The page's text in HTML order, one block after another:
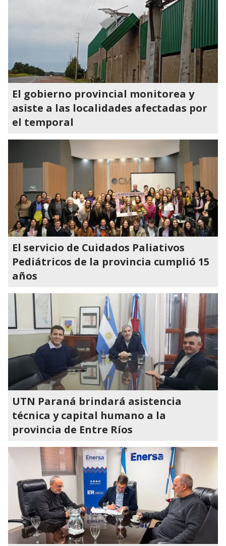
El gobierno provincial monitorea y
asiste a las localidades afectadas por
el temporal
El servicio de Cuidados Paliativos
Pediátricos de la provincia cumplió 15
años
UTN Paraná brindará asistencia
técnica y capital humano a la
provincia de Entre Ríos